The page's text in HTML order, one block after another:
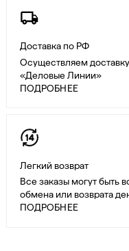
Доставка по РФ
Осуществляем
«Деловые Линии»
ПОДРОБНЕЕ
Легкий возврат
Все заказы могут быть
обмена или возврата
ПОДРОБНЕЕ